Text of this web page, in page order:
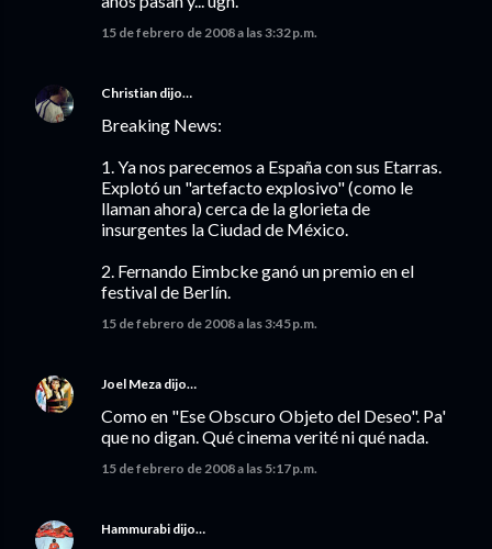
15 de febrero de 2008 a las 3:32 p.m.
Christian dijo…
Breaking News:
1. Ya nos parecemos a España con sus Etarras.
Explotó un "artefacto explosivo" (como le
llaman ahora) cerca de la glorieta de
insurgentes la Ciudad de México.
2. Fernando Eimbcke ganó un premio en el
festival de Berlín.
15 de febrero de 2008 a las 3:45 p.m.
Joel Meza dijo…
Como en "Ese Obscuro Objeto del Deseo". Pa'
que no digan. Qué cinema verité ni qué nada.
15 de febrero de 2008 a las 5:17 p.m.
Hammurabi dijo…